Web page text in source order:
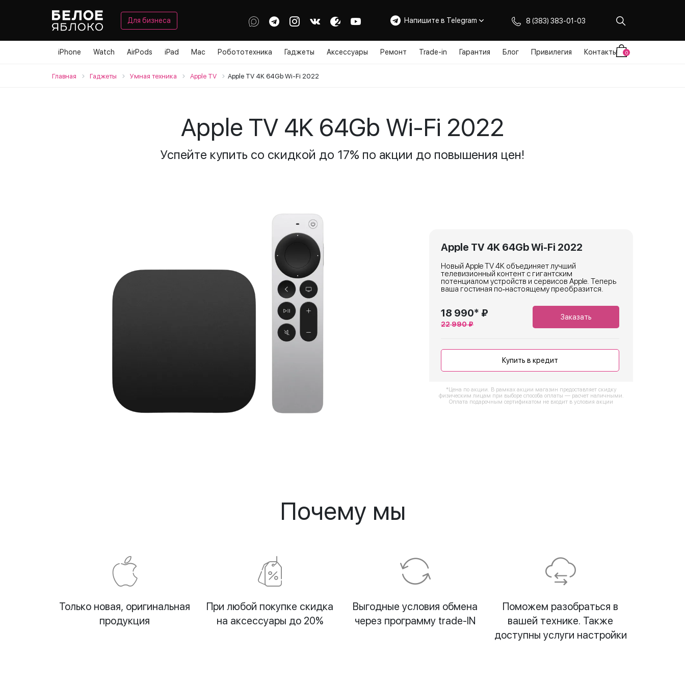
Для бизнеса Напишите в Telegram 8 (383) 383-01-03
iPhone Watch AirPods iPad Mac Робототехника Гаджеты Аксессуары Ремонт Trade-in Гарантия Блог Привилегия Контакты 0
Главная Гаджеты Умная техника Apple TV Apple TV 4K 64Gb Wi-Fi 2022
Apple TV 4K 64Gb Wi-Fi 2022
Успейте купить со скидкой до 17% по акции до повышения цен!
Apple TV 4K 64Gb Wi-Fi 2022
Новый Apple TV 4K объединяет лучший
телевизионный контент с гигантским
потенциалом устройств и сервисов Apple. Теперь
ваша гостиная по‑настоящему преобразится.
18 990* ₽
22 990 ₽
Заказать
Купить в кредит
*Цена по акции. В рамках акции магазин предоставляет скидку
физическим лицам при выборе способа оплаты — расчет наличными.
Оплата подарочным сертификатом не входит в условия акции
Почему мы
Только новая, оригинальная
продукция
При любой покупке скидка
на аксессуары до 20%
Выгодные условия обмена
через программу trade-IN
Поможем разобраться в
вашей технике. Также
доступны услуги настройки